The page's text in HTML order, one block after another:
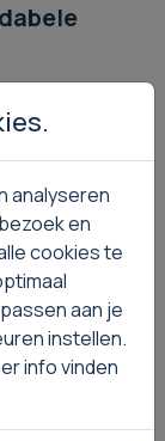
niet
in
analyseren
en
cookies te
aan je
instellen.
info vinden